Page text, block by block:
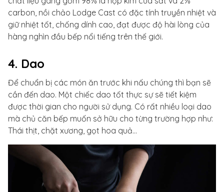
carbon, nồi chảo Lodge Cast có đặc tính truyền nhiệt và
giữ nhiệt tốt, chống dính cao, đạt được độ hài lòng của
hàng nghìn đầu bếp nổi tiếng trên thế giới.
4. Dao
Để chuẩn bị các món ăn trước khi nấu chúng thì bạn sẽ
cần đến dao. Một chiếc dao tốt thực sự sẽ tiết kiệm
được thời gian cho người sử dụng. Có rất nhiều loại dao
mà chủ căn bếp muốn sở hữu cho từng trường hợp như:
Thái thịt, chặt xương, gọt hoa quả...